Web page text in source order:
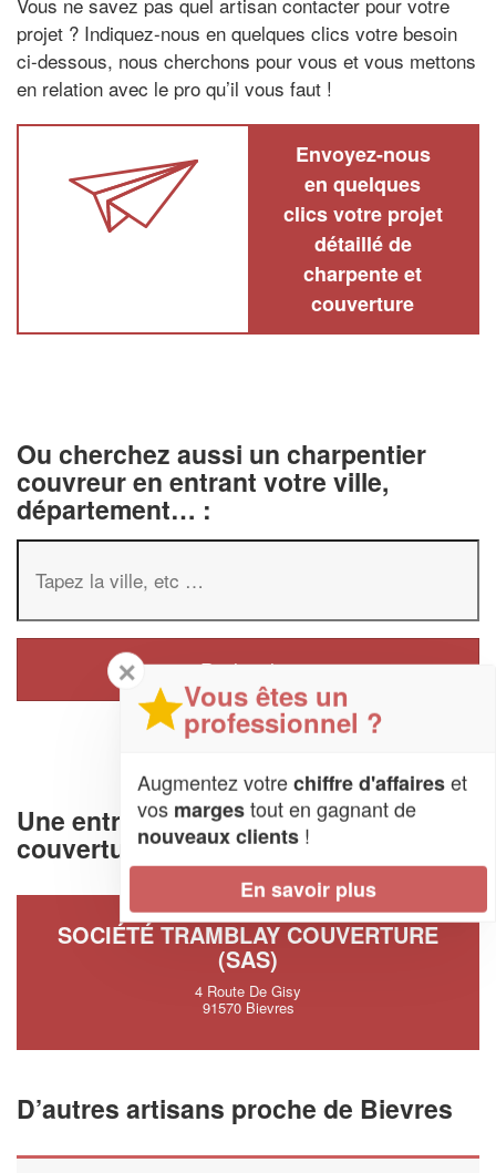
projet ? Indiquez-nous en quelques clics votre besoin
ci-dessous, nous cherchons pour vous et vous mettons
en relation avec le pro qu’il vous faut !
Envoyez-nous
en quelques
clics votre projet
détaillé de
charpente et
couverture
Ou cherchez aussi un charpentier
couvreur en entrant votre ville,
département… :
Une entreprise de charpente et
couverture à Bievres (91570)
SOCIÉTÉ TRAMBLAY COUVERTURE
(SAS)
4 Route De Gisy
91570 Bievres
D’autres artisans proche de Bievres
✕
Vous êtes un
professionnel ?
Augmentez votrechiffre d'affaireset
vos margestout en gagnant de
nouveaux clients !
En savoir plus